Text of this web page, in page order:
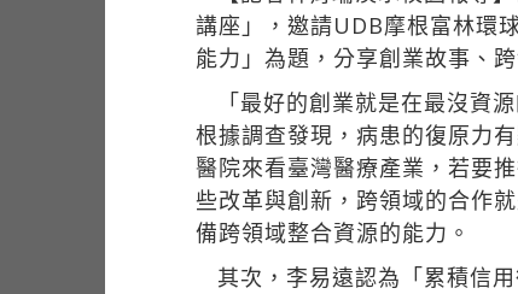
講座」，邀請UDB摩根富林環
能力」為題，分享創業故事、
「最好的創業就是在最沒資
根據調查發現，病患的復原力
醫院來看臺灣醫療產業，若要
些改革與創新，跨領域的合作
備跨領域整合資源的能力。
其次，李易遠認為「累積信